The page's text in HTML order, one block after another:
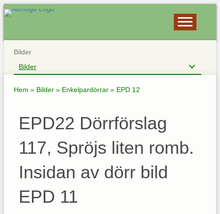
Bilder
Bilder
Hem » Bilder » Enkelpardörrar » EPD 12
EPD22 Dörrförslag
117, Spröjs liten romb.
Insidan av dörr bild
EPD 11